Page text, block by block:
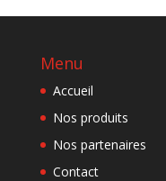
Menu
Accueil
Nos produits
Nos partenaires
Contact